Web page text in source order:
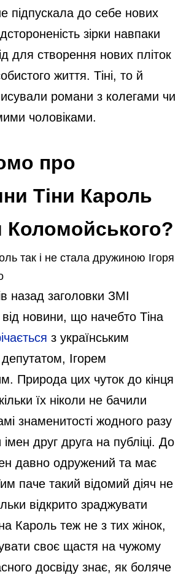
підпускала до себе нових
зірки навпаки
для створення нових пліток
життя. Тіні, то й
романи з колегами чи
чоловіками.
про
Тіни Кароль
Коломойського?
так і не стала дружиною Ігоря
назад заголовки ЗМІ
новини, що начебто Тіна
з українським
Ігорем
Природа цих чуток до кінця
їх ніколи не бачили
знаменитості жодного разу
друг друга на публіці. До
давно одружений та має
паче такий відомий діяч не
відкрито зраджувати
Кароль теж не з тих жінок,
своє щастя на чужому
досвіду знає, як боляче